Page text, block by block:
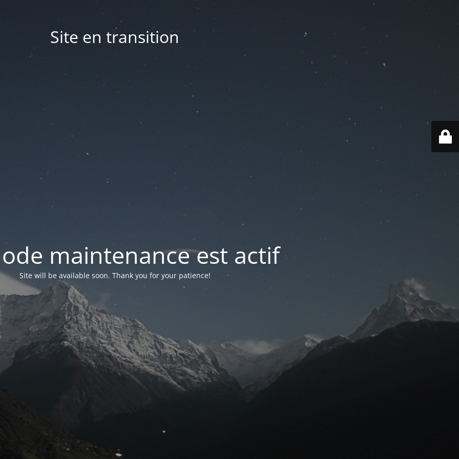
Site en transition
maintenance est actif
Site will be available soon. Thank you for your patience!